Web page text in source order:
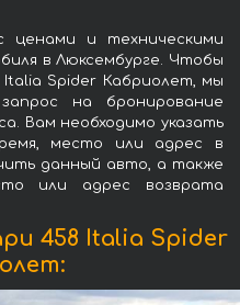
ценами и техническими
в Люксембурге. Чтобы
Spider Кабриолет, мы
на бронирование
Вам необходимо указать
место или адрес в
данный авто, а также
или адрес возврата
458 Italia Spider